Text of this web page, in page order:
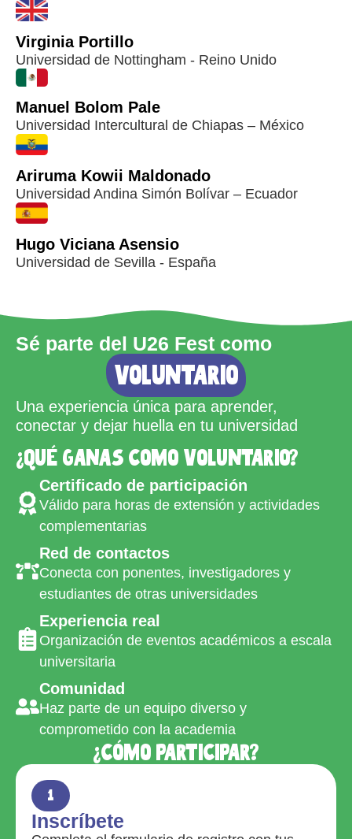
Virginia Portillo
Universidad de Nottingham - Reino Unido
Manuel Bolom Pale
Universidad Intercultural de Chiapas – México
Ariruma Kowii Maldonado
Universidad Andina Simón Bolívar – Ecuador
Hugo Viciana Asensio
Universidad de Sevilla - España
Sé parte del U26 Fest como
voluntario
Una experiencia única para aprender,
conectar y dejar huella en tu universidad
¿Qué ganas como voluntario?
Certificado de participación
Válido para horas de extensión y actividades
complementarias
Red de contactos
Conecta con ponentes, investigadores y
estudiantes de otras universidades
Experiencia real
Organización de eventos académicos a escala
universitaria
Comunidad
Haz parte de un equipo diverso y
comprometido con la academia
¿Cómo participar?
1
Inscríbete